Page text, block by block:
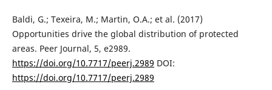
Baldi, G.; Texeira, M.; Martin, O.A.; et al. (2017)
Opportunities drive the global distribution of protected
areas. Peer Journal, 5, e2989.
https://doi.org/10.7717/peerj.2989 DOI:
https://doi.org/10.7717/peerj.2989